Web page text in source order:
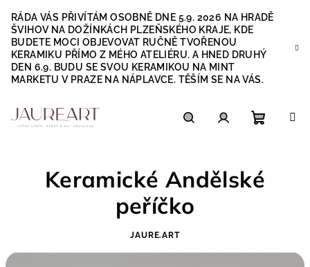
obsah
RÁDA VÁS PŘIVÍTÁM OSOBNĚ DNE 5.9. 2026 NA HRADĚ
ŠVIHOV NA DOŽÍNKÁCH PLZEŇSKÉHO KRAJE, KDE
BUDETE MOCI OBJEVOVAT RUČNĚ TVOŘENOU
KERAMIKU PŘÍMO Z MÉHO ATELIÉRU. A HNED DRUHÝ
DEN 6.9. BUDU SE SVOU KERAMIKOU NA MINT
MARKETU V PRAZE NA NÁPLAVCE. TĚŠÍM SE NA VÁS.
košík
Keramické Andělské
peříčko
JAURE.ART